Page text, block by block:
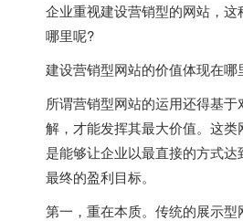
企业重视建设营销型的网站，这
哪里呢?
建设营销型网站的价值体现在哪
所谓营销型网站的运用还得基
解，才能发挥其最大价值。这类
是能够让企业以最直接的方式
最终的盈利目标。
第一，重在本质。传统的展示